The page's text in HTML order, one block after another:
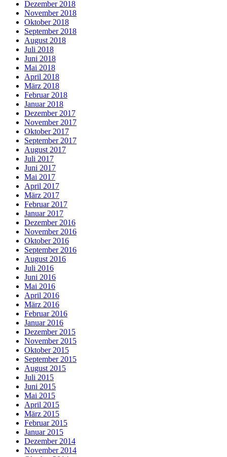
Dezember 2018
November 2018
Oktober 2018
September 2018
August 2018
Juli 2018
Juni 2018
Mai 2018
April 2018
März 2018
Februar 2018
Januar 2018
Dezember 2017
November 2017
Oktober 2017
September 2017
August 2017
Juli 2017
Juni 2017
Mai 2017
April 2017
März 2017
Februar 2017
Januar 2017
Dezember 2016
November 2016
Oktober 2016
September 2016
August 2016
Juli 2016
Juni 2016
Mai 2016
April 2016
März 2016
Februar 2016
Januar 2016
Dezember 2015
November 2015
Oktober 2015
September 2015
August 2015
Juli 2015
Juni 2015
Mai 2015
April 2015
März 2015
Februar 2015
Januar 2015
Dezember 2014
November 2014